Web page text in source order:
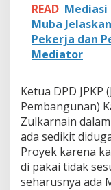
READ Mediasi
Muba
Pekerja dan
Mediator
Ketua DPD
Pembangunan)
Zulkarnain
ada sedikit
Proyek karena
di pakai tidak
seharusnya ada